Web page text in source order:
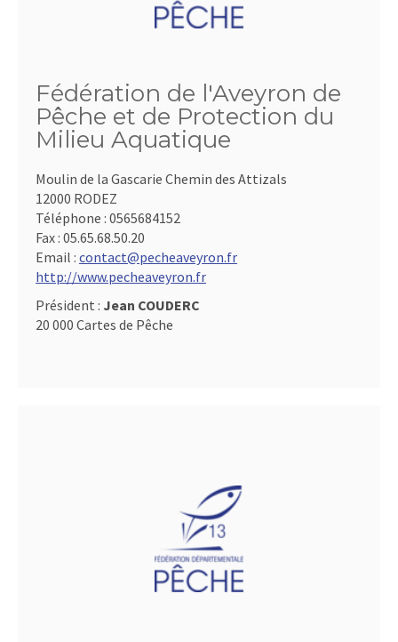
Fédération de l'Aveyron de
Pêche et de Protection du
Milieu Aquatique
Moulin de la Gascarie Chemin des Attizals
12000 RODEZ
Téléphone : 0565684152
Fax : 05.65.68.50.20
Email : contact@pecheaveyron.fr
http://www.pecheaveyron.fr
Président : Jean COUDERC
20 000 Cartes de Pêche